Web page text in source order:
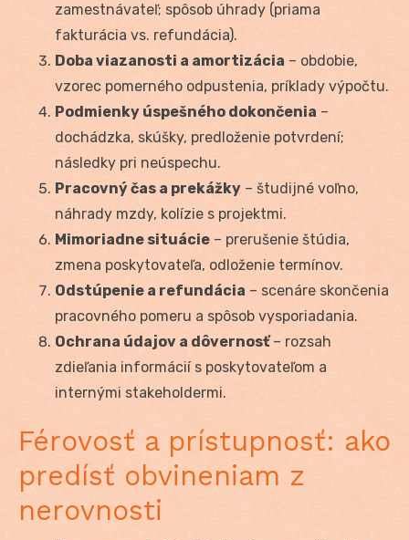
zamestnávateľ; spôsob úhrady (priama
fakturácia vs. refundácia).
Doba viazanosti a amortizácia – obdobie,
vzorec pomerného odpustenia, príklady výpočtu.
Podmienky úspešného dokončenia –
dochádzka, skúšky, predloženie potvrdení;
následky pri neúspechu.
Pracovný čas a prekážky – študijné voľno,
náhrady mzdy, kolízie s projektmi.
Mimoriadne situácie – prerušenie štúdia,
zmena poskytovateľa, odloženie termínov.
Odstúpenie a refundácia – scenáre skončenia
pracovného pomeru a spôsob vysporiadania.
Ochrana údajov a dôvernosť– rozsah
zdieľania informácií s poskytovateľom a
internými stakeholdermi.
Férovosť a prístupnosť: ako
predísť obvineniam z
nerovnosti